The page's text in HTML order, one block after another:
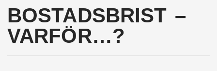
BOSTADSBRIST –
VARFÖR…?